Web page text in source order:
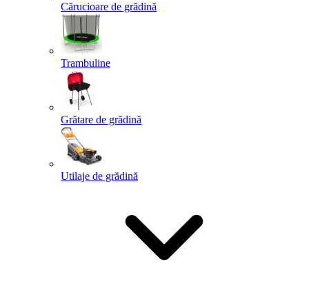
Cărucioare de grădină
Trambuline
Grătare de grădină
Utilaje de grădină